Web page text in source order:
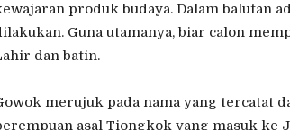
produk budaya. Dalam balutan
Guna utamanya, biar calon
dan batin.
merujuk pada nama yang tercatat
asal Tiongkok yang masuk ke